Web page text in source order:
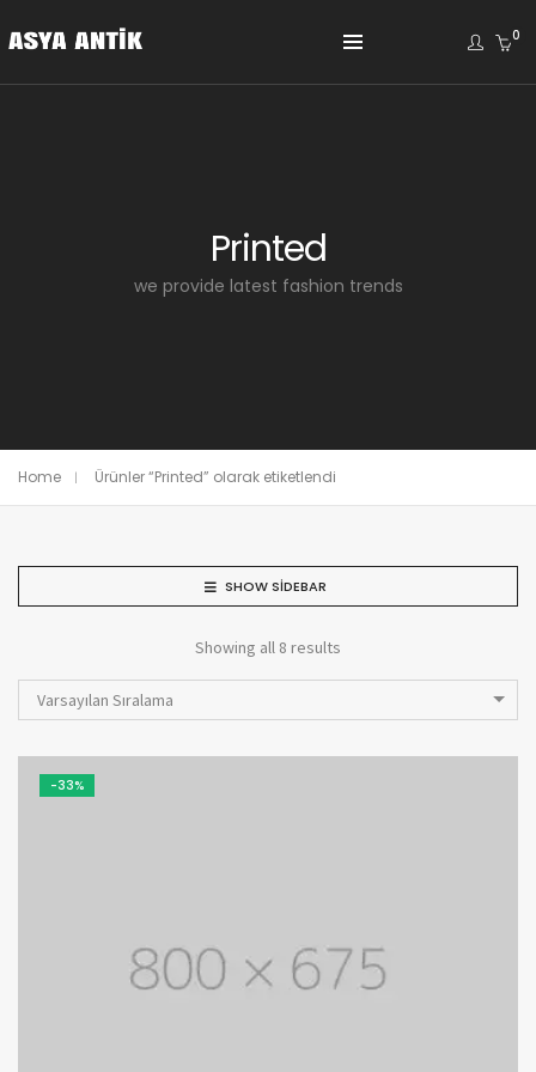
0
Printed
we provide latest fashion trends
Home Ürünler “Printed” olarak etiketlendi
SHOW SIDEBAR
Showing all 8 results
Varsayılan Sıralama
-33%